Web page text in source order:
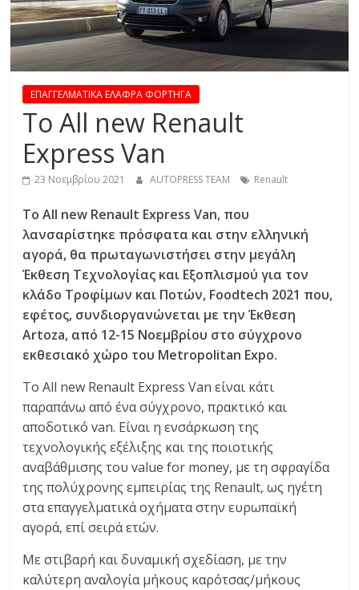
R
E
S
S
ΕΠΑΓΓΕΛΜΑΤΙΚΑ ΕΛΑΦΡΑ ΦΟΡΤΗΓΑ
Το All new Renault
Express Van
23 Νοεμβρίου 2021 AUTOPRESS TEAM Renault
To All new Renault Express Van, που
λανσαρίστηκε πρόσφατα και στην ελληνική
αγορά, θα πρωταγωνιστήσει στην μεγάλη
Έκθεση Τεχνολογίας και Εξοπλισμού για τον
κλάδο Τροφίμων και Ποτών, Foodtech 2021 που,
εφέτος, συνδιοργανώνεται με την Έκθεση
Artoza, από 12-15 Νοεμβρίου στο σύγχρονο
εκθεσιακό χώρο του Metropolitan Expo.
Το All new Renault Express Van είναι κάτι
παραπάνω από ένα σύγχρονο, πρακτικό και
αποδοτικό van. Είναι η ενσάρκωση της
τεχνολογικής εξέλιξης και της ποιοτικής
αναβάθμισης του value for money, με τη σφραγίδα
της πολύχρονης εμπειρίας της Renault, ως ηγέτη
στα επαγγελματικά οχήματα στην ευρωπαϊκή
αγορά, επί σειρά ετών.
Με στιβαρή και δυναμική σχεδίαση, με την
καλύτερη αναλογία μήκους καρότσας/μήκους